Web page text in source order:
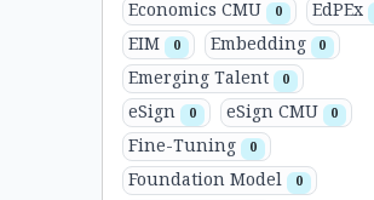
Economics CMU 0 EdPEx
EIM 0 Embedding 0
Emerging Talent 0
eSign 0 eSign CMU 0
Fine-Tuning 0
Foundation Model 0